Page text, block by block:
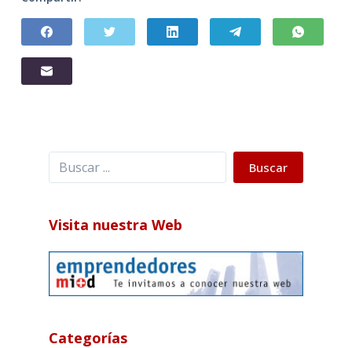
Buscar Buscar
Visita nuestra Web
Categorías